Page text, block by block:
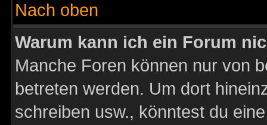
Nach oben
Warum kann ich ein Forum
Manche Foren können nur von
betreten werden. Um dort
schreiben usw., könntest du